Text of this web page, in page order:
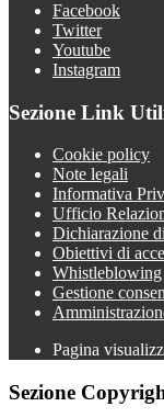
Facebook
Twitter
Youtube
Instagram
Sezione Link
Cookie policy
Note legali
Informativa
Ufficio
Dichiarazione
Obiettivi di
Whistleblowing
Gestione
Pagina
Sezione